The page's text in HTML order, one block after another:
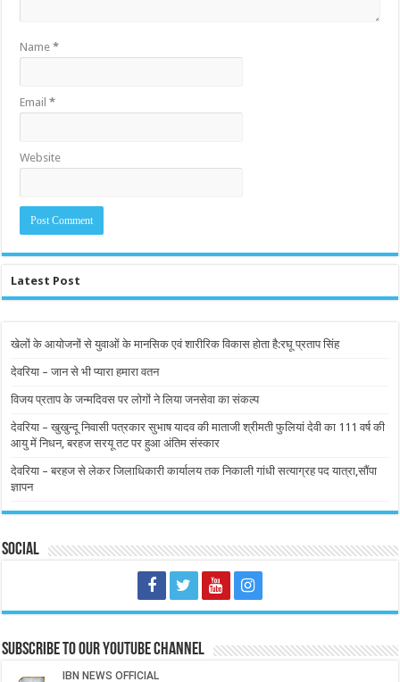
Name*
Email*
Website
Latest Post
खेलों के आयोजनों से युवाओं के मानसिक एवं शारीरिक विकास होता है:रघू प्रताप सिंह
देवरिया – जान से भी प्यारा हमारा वतन
विजय प्रताप के जन्मदिवस पर लोगों ने लिया जनसेवा का संकल्प
देवरिया – खुखुन्दू निवासी पत्रकार सुभाष यादव की माताजी श्रीमती फुलियां देवी का 111 वर्ष की
आयु में निधन, बरहज सरयू तट पर हुआ अंतिम संस्कार
देवरिया – बरहज से लेकर जिलाधिकारी कार्यालय तक निकाली गांधी सत्याग्रह पद यात्रा,सौंपा
ज्ञापन
Social
Subscribe to our Youtube Channel